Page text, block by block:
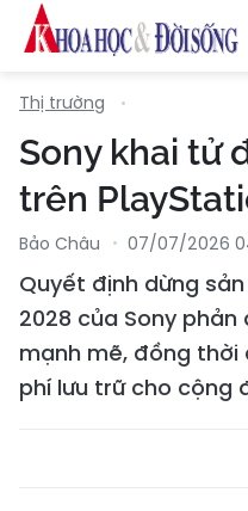
Thị trường
Sony khai tử
trên
Bảo Châu 07/07/2026
Quyết định dừng
2028 của Sony
mạnh mẽ, đồng
phí lưu trữ cho cộng